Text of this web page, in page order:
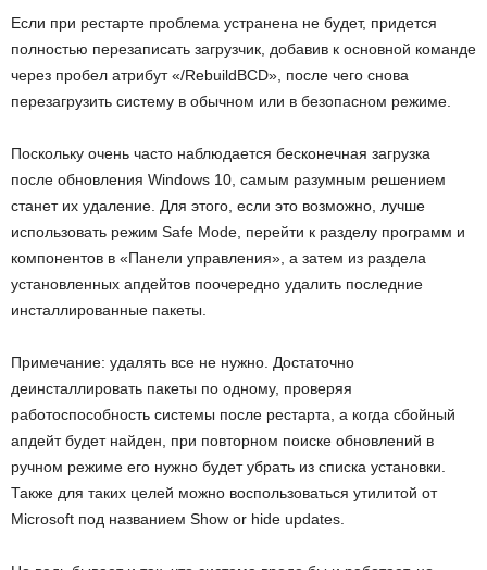
Если при рестарте проблема устранена не будет, придется
полностью перезаписать загрузчик, добавив к основной команде
через пробел атрибут «/RebuildBCD», после чего снова
перезагрузить систему в обычном или в безопасном режиме.
Поскольку очень часто наблюдается бесконечная загрузка
после обновления Windows 10, самым разумным решением
станет их удаление. Для этого, если это возможно, лучше
использовать режим Safe Mode, перейти к разделу программ и
компонентов в «Панели управления», а затем из раздела
установленных апдейтов поочередно удалить последние
инсталлированные пакеты.
Примечание: удалять все не нужно. Достаточно
деинсталлировать пакеты по одному, проверяя
работоспособность системы после рестарта, а когда сбойный
апдейт будет найден, при повторном поиске обновлений в
ручном режиме его нужно будет убрать из списка установки.
Также для таких целей можно воспользоваться утилитой от
Microsoft под названием Show or hide updates.